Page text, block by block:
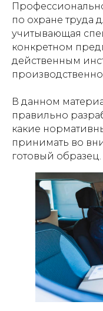
по охране труда
учитывающая
конкретном
действенным
В данном
правильно
какие
принимать во
готовый образец.